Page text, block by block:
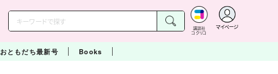
講談社
コクリコ
マイページ
おともだち最新号 Books